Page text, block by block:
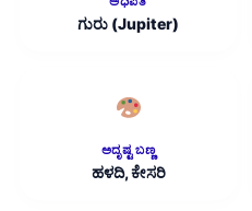
ಗುರು (Jupiter)
ಅದೃಷ್ಟ ಬಣ್ಣ
ಹಳದಿ, ಕೇಸರಿ